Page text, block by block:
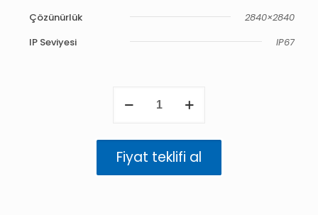
Çözünürlük
2840×2840
IP Seviyesi
IP67
5GigE
Renkli
(IMX546)
Fiyat teklifi al